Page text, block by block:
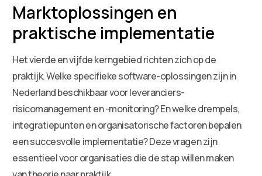
Marktoplossingen en
praktische implementatie
Het vierde en vijfde kerngebied richten zich op de
praktijk. Welke specifieke software-oplossingen zijn in
Nederland beschikbaar voor leveranciers-
risicomanagement en -monitoring? En welke drempels,
integratiepunten en organisatorische factoren bepalen
een succesvolle implementatie? Deze vragen zijn
essentieel voor organisaties die de stap willen maken